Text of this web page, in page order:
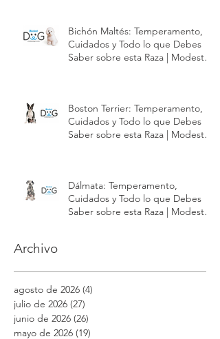
Bichón Maltés: Temperamento,
Cuidados y Todo lo que Debes
Saber sobre esta Raza | Modest
Boston Terrier: Temperamento,
Cuidados y Todo lo que Debes
Saber sobre esta Raza | Modest
Dálmata: Temperamento,
Cuidados y Todo lo que Debes
Saber sobre esta Raza | Modest
Archivo
agosto de 2026 (4)
julio de 2026 (27)
junio de 2026 (26)
mayo de 2026 (19)